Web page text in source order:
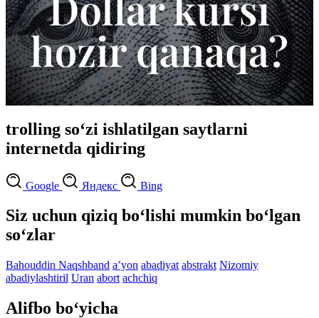
trolling so‘zi ishlatilgan saytlarni
internetda qidiring
Google Яндекс Bing
Siz uchun qiziq bo‘lishi mumkin bo‘lgan
so‘zlar
Bahouddin Naqshband aʼyon abadiyat abstrakt Nizomiy
abadiylashtiril Uran abort achchiq
Alifbo bo‘yicha